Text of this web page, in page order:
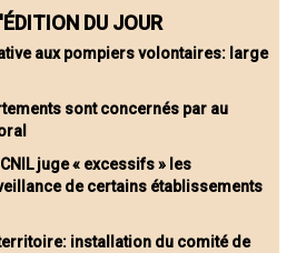
DU JOUR
aux pompiers volontaires: large
sont concernés par au
juge « excessifs » les
de certains établissements
installation du comité de